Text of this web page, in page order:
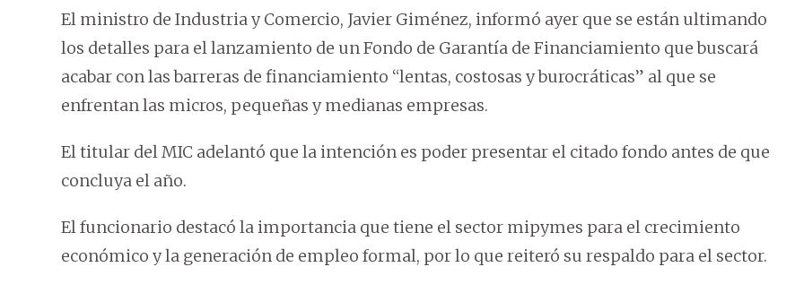
El ministro de Industria y Comercio, Javier Giménez, informó ayer que se están ultimando
los detalles para el lanzamiento de un Fondo de Garantía de Financiamiento que buscará
acabar con las barreras de financiamiento “lentas, costosas y burocráticas” al que se
enfrentan las micros, pequeñas y medianas empresas.
El titular del MIC adelantó que la intención es poder presentar el citado fondo antes de que
concluya el año.
El funcionario destacó la importancia que tiene el sector mipymes para el crecimiento
económico y la generación de empleo formal, por lo que reiteró su respaldo para el sector.